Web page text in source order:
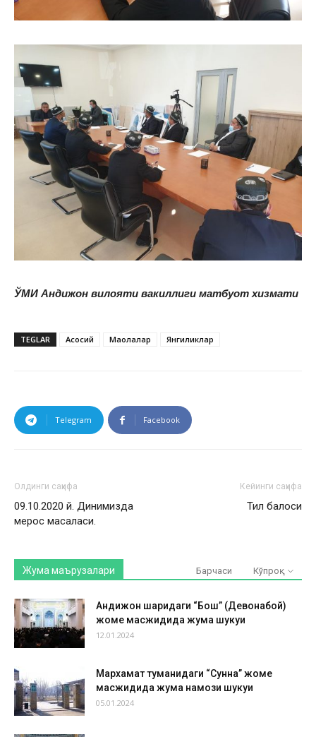
ЎМИ Андижон вилояти вакиллиги матбуот хизмати
TEGLAR Асосий Мақолалар Янгиликлар
Telegram Facebook
Олдинги саҳифа
09.10.2020 й. Динимизда
мерос масаласи.
Кейинги саҳифа
Тил балоси
Жума маърузалари Барчаси Кўпроқ
Андижон шаҳридаги “Бош” (Девонабой)
жоме масжидида жума шукуҳи
12.01.2024
Мархамат туманидаги “Сунна” жоме
масжидида жума намози шукуҳи
05.01.2024